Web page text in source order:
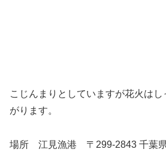
こじんまりとしていますが花火は
がります。
場所 江見漁港 〒299-2843 千葉県